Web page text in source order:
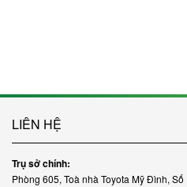
LIÊN HỆ
Trụ sở chính:
Phòng 605, Toà nhà Toyota Mỹ Đình,